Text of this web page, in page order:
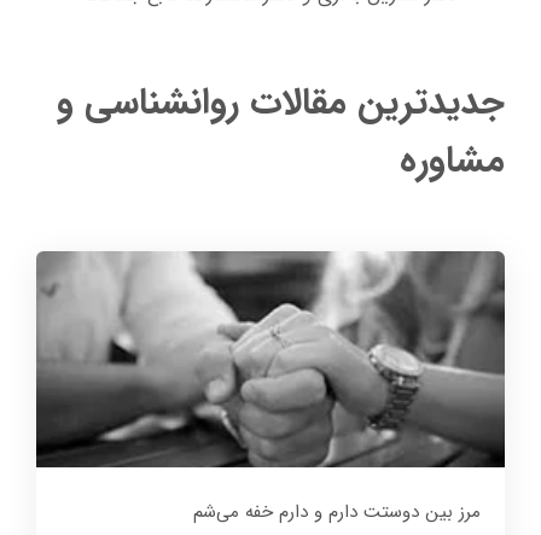
جدیدترین مقالات روانشناسی و
مشاوره
مرز بین دوستت دارم و دارم خفه می‌شم